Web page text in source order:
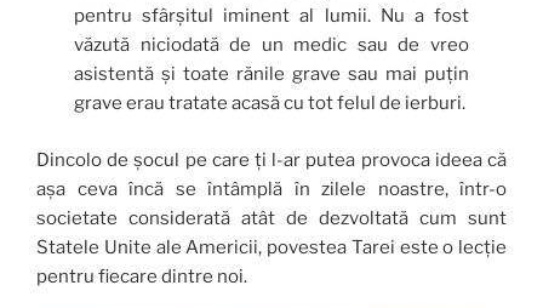
pentru sfârșitul iminent al lumii. Nu a fost
văzută niciodată de un medic sau de vreo
asistentă și toate rănile grave sau mai puțin
grave erau tratate acasă cu tot felul de ierburi.
Dincolo de șocul pe care ți l-ar putea provoca ideea că
așa ceva încă se întâmplă în zilele noastre, într-o
societate considerată atât de dezvoltată cum sunt
Statele Unite ale Americii, povestea Tarei este o lecție
pentru fiecare dintre noi.